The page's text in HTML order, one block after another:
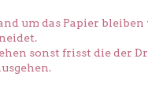
um das Papier
sonst frisst die der